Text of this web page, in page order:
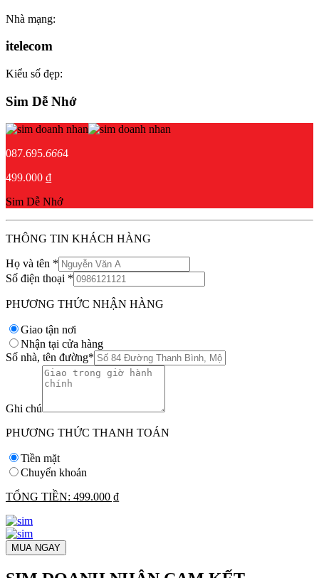
Nhà mạng:
itelecom
Kiểu số đẹp:
Sim Dễ Nhớ
087.695.6664
499.000 ₫
Sim Dễ Nhớ
THÔNG TIN KHÁCH HÀNG
Họ và tên *
Số điện thoại *
PHƯƠNG THỨC NHẬN HÀNG
Giao tận nơi
Nhận tại cửa hàng
Số nhà, tên đường*
Ghi chú
PHƯƠNG THỨC THANH TOÁN
Tiền mặt
Chuyển khoản
TỔNG TIỀN: 499.000 ₫
MUA NGAY